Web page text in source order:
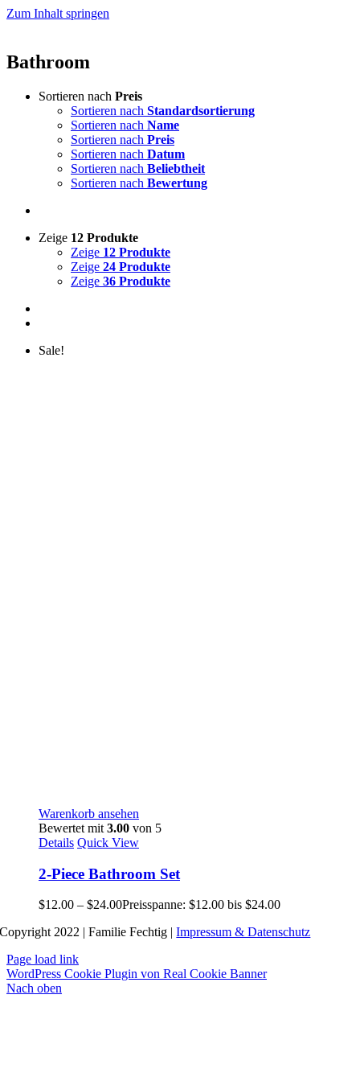
Zum Inhalt springen
Bathroom
Sortieren nach Preis
Sortieren nach Standardsortierung
Sortieren nach Name
Sortieren nach Preis
Sortieren nach Datum
Sortieren nach Beliebtheit
Sortieren nach Bewertung
Zeige 12 Produkte
Zeige 12 Produkte
Zeige 24 Produkte
Zeige 36 Produkte
Sale!
Warenkorb ansehen
Bewertet mit 3.00 von 5
Details Quick View
2-Piece Bathroom Set
$12.00 – $24.00Preisspanne: $12.00 bis $24.00
Copyright 2022 | Familie Fechtig |Impressum & Datenschutz
Page load link
WordPress Cookie Plugin von Real Cookie Banner
Nach oben